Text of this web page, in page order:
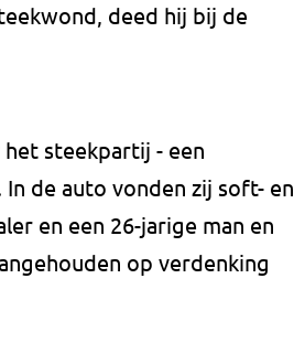
deed hij bij de
steekpartij - een
de auto vonden zij soft- en
en een 26-jarige man en
op verdenking